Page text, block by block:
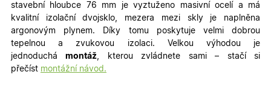
stavební hloubce 76 mm je vyztuženo masivní ocelí a má
kvalitní izolační dvojsklo, mezera mezi skly je naplněna
argonovým plynem. Díky tomu poskytuje velmi dobrou
tepelnou a zvukovou izolaci. Velkou výhodou je
jednoduchámontáž, kterou zvládnete sami – stačí si
přečíst montážní návod.